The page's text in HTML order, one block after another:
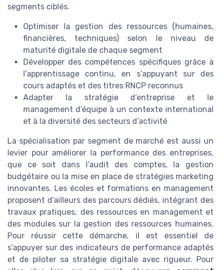
segments ciblés.
Optimiser la gestion des ressources (humaines,
financières, techniques) selon le niveau de
maturité digitale de chaque segment
Développer des compétences spécifiques grâce à
l’apprentissage continu, en s’appuyant sur des
cours adaptés et des titres RNCP reconnus
Adapter la stratégie d’entreprise et le
management d’équipe à un contexte international
et à la diversité des secteurs d’activité
La spécialisation par segment de marché est aussi un
levier pour améliorer la performance des entreprises,
que ce soit dans l’audit des comptes, la gestion
budgétaire ou la mise en place de stratégies marketing
innovantes. Les écoles et formations en management
proposent d’ailleurs des parcours dédiés, intégrant des
travaux pratiques, des ressources en management et
des modules sur la gestion des ressources humaines.
Pour réussir cette démarche, il est essentiel de
s’appuyer sur des indicateurs de performance adaptés
et de piloter sa stratégie digitale avec rigueur. Pour